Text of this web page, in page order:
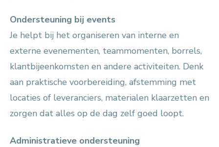
Ondersteuning bij events
Je helpt bij het organiseren van interne en
externe evenementen, teammomenten, borrels,
klantbijeenkomsten en andere activiteiten. Denk
aan praktische voorbereiding, afstemming met
locaties of leveranciers, materialen klaarzetten en
zorgen dat alles op de dag zelf goed loopt.
Administratieve ondersteuning